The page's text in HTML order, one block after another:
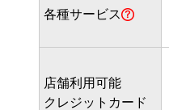
各種サービス
店舗利用可能
クレジットカード